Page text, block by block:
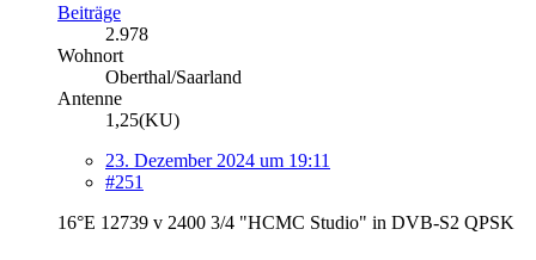
Beiträge
2.978
Wohnort
Oberthal/Saarland
Antenne
1,25(KU)
23. Dezember 2024 um 19:11
#251
16°E 12739 v 2400 3/4 "HCMC Studio" in DVB-S2 QPSK